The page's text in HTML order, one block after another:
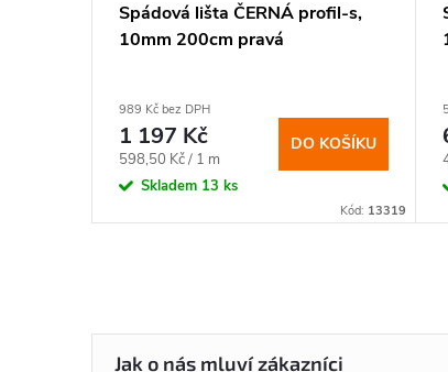
Spádová lišta ČERNÁ profil-s,
10mm 200cm pravá
989 Kč bez DPH
1 197 Kč
Měrná
cena:
598,50 Kč / 1 m
Skladem 13 ks
DO KOŠÍKU
Kód: 13319